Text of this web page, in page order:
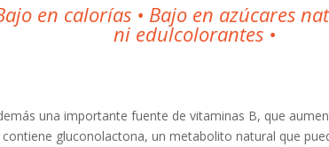
en calorías • Bajo en azúcares
ni edulcolorantes •
una importante fuente de vitaminas B, que
gluconolactona, un metabolito natural que